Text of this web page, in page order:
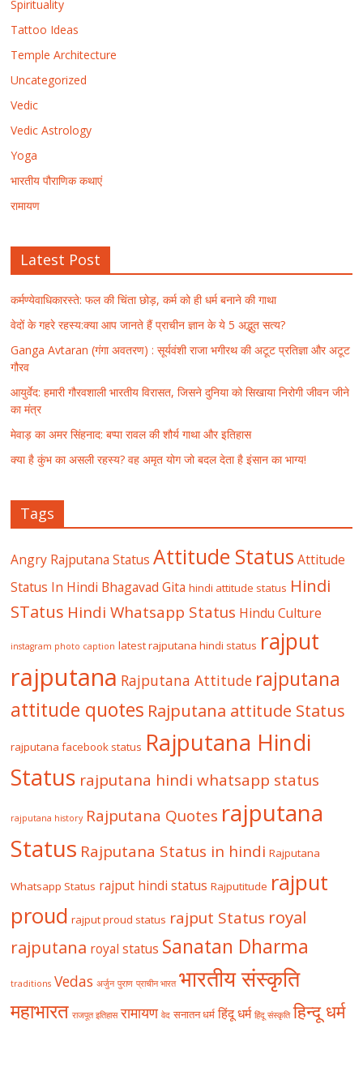
Spirituality
Tattoo Ideas
Temple Architecture
Uncategorized
Vedic
Vedic Astrology
Yoga
भारतीय पौराणिक कथाएं
रामायण
Latest Post
कर्मण्येवाधिकारस्ते: फल की चिंता छोड़, कर्म को ही धर्म बनाने की गाथा
वेदों के गहरे रहस्य:क्या आप जानते हैं प्राचीन ज्ञान के ये 5 अद्भुत सत्य?
Ganga Avtaran (गंगा अवतरण) : सूर्यवंशी राजा भगीरथ की अटूट प्रतिज्ञा और अटूट
गौरव
आयुर्वेद: हमारी गौरवशाली भारतीय विरासत, जिसने दुनिया को सिखाया निरोगी जीवन जीने
का मंत्र
मेवाड़ का अमर सिंहनाद: बप्पा रावल की शौर्य गाथा और इतिहास
क्या है कुंभ का असली रहस्य? वह अमृत योग जो बदल देता है इंसान का भाग्य!
Tags
Angry Rajputana Status Attitude Status Attitude
Status In Hindi Bhagavad Gita hindi attitude status Hindi
STatus Hindi Whatsapp Status Hindu Culture
instagram photo caption latest rajputana hindi status rajput
rajputana Rajputana Attitude rajputana
attitude quotes Rajputana attitude Status
rajputana facebook status Rajputana Hindi
Status rajputana hindi whatsapp status
rajputana history Rajputana Quotes rajputana
Status Rajputana Status in hindi Rajputana
Whatsapp Status rajput hindi status Rajputitude rajput
proud rajput proud status rajput Status royal
rajputana royal status Sanatan Dharma
traditions Vedas अर्जुन पुराण प्राचीन भारत भारतीय संस्कृति
महाभारत राजपूत इतिहास रामायण वेद सनातन धर्म हिंदू धर्म हिंदू संस्कृति हिन्दू धर्म